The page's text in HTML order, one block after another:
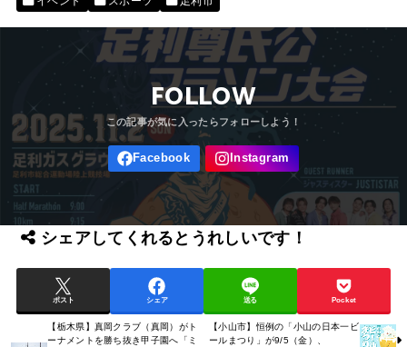
FOLLOW
シェアしてくれるとうれしいです！
ポスト シェア 送る Pocket
【栃木県】真岡クラブ（真岡）がト
ーナメントを勝ち抜き甲子園へ「ミ
【小山市】恒例の「小山の日本一ビ
ールまつり」が9/5（金）、